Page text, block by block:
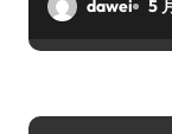
dawei 5